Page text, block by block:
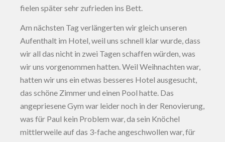
fielen später sehr zufrieden ins Bett.
Am nächsten Tag verlängerten wir gleich unseren
Aufenthalt im Hotel, weil uns schnell klar wurde, dass
wir all das nicht in zwei Tagen schaffen würden, was
wir uns vorgenommen hatten. Weil Weihnachten war,
hatten wir uns ein etwas besseres Hotel ausgesucht,
das schöne Zimmer und einen Pool hatte. Das
angepriesene Gym war leider noch in der Renovierung,
was für Paul kein Problem war, da sein Knöchel
mittlerweile auf das 3-fache angeschwollen war, für